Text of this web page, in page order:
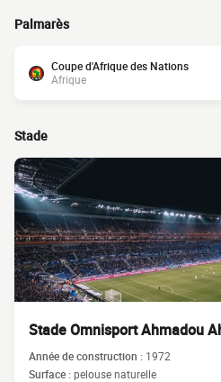
Palmarès
Coupe d'Afrique des Nations
Afrique
Stade
Stade Omnisport Ahmadou
Année de construction : 1972
Surface :pelouse naturelle